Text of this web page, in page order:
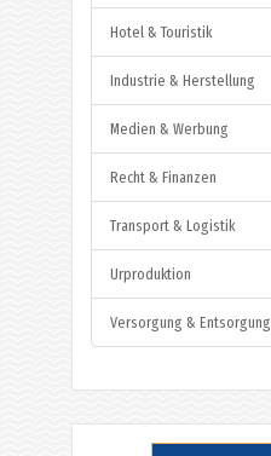
Hotel & Touristik
Industrie & Herstellung
Medien & Werbung
Recht & Finanzen
Transport & Logistik
Urproduktion
Versorgung & Entsorgung